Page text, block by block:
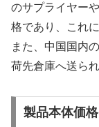
のサプライヤー
格であり、これ
また、中国国内
荷先倉庫へ送ら
製品本体価格